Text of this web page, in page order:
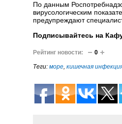
По данным
вирусологическим
предупреждают
Подписывайтесь на
Рейтинг новости: 0
Теги: море, кишечная